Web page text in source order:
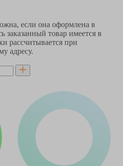
если она оформлена в
заказанный товар имеется в
рассчитывается при
адресу.